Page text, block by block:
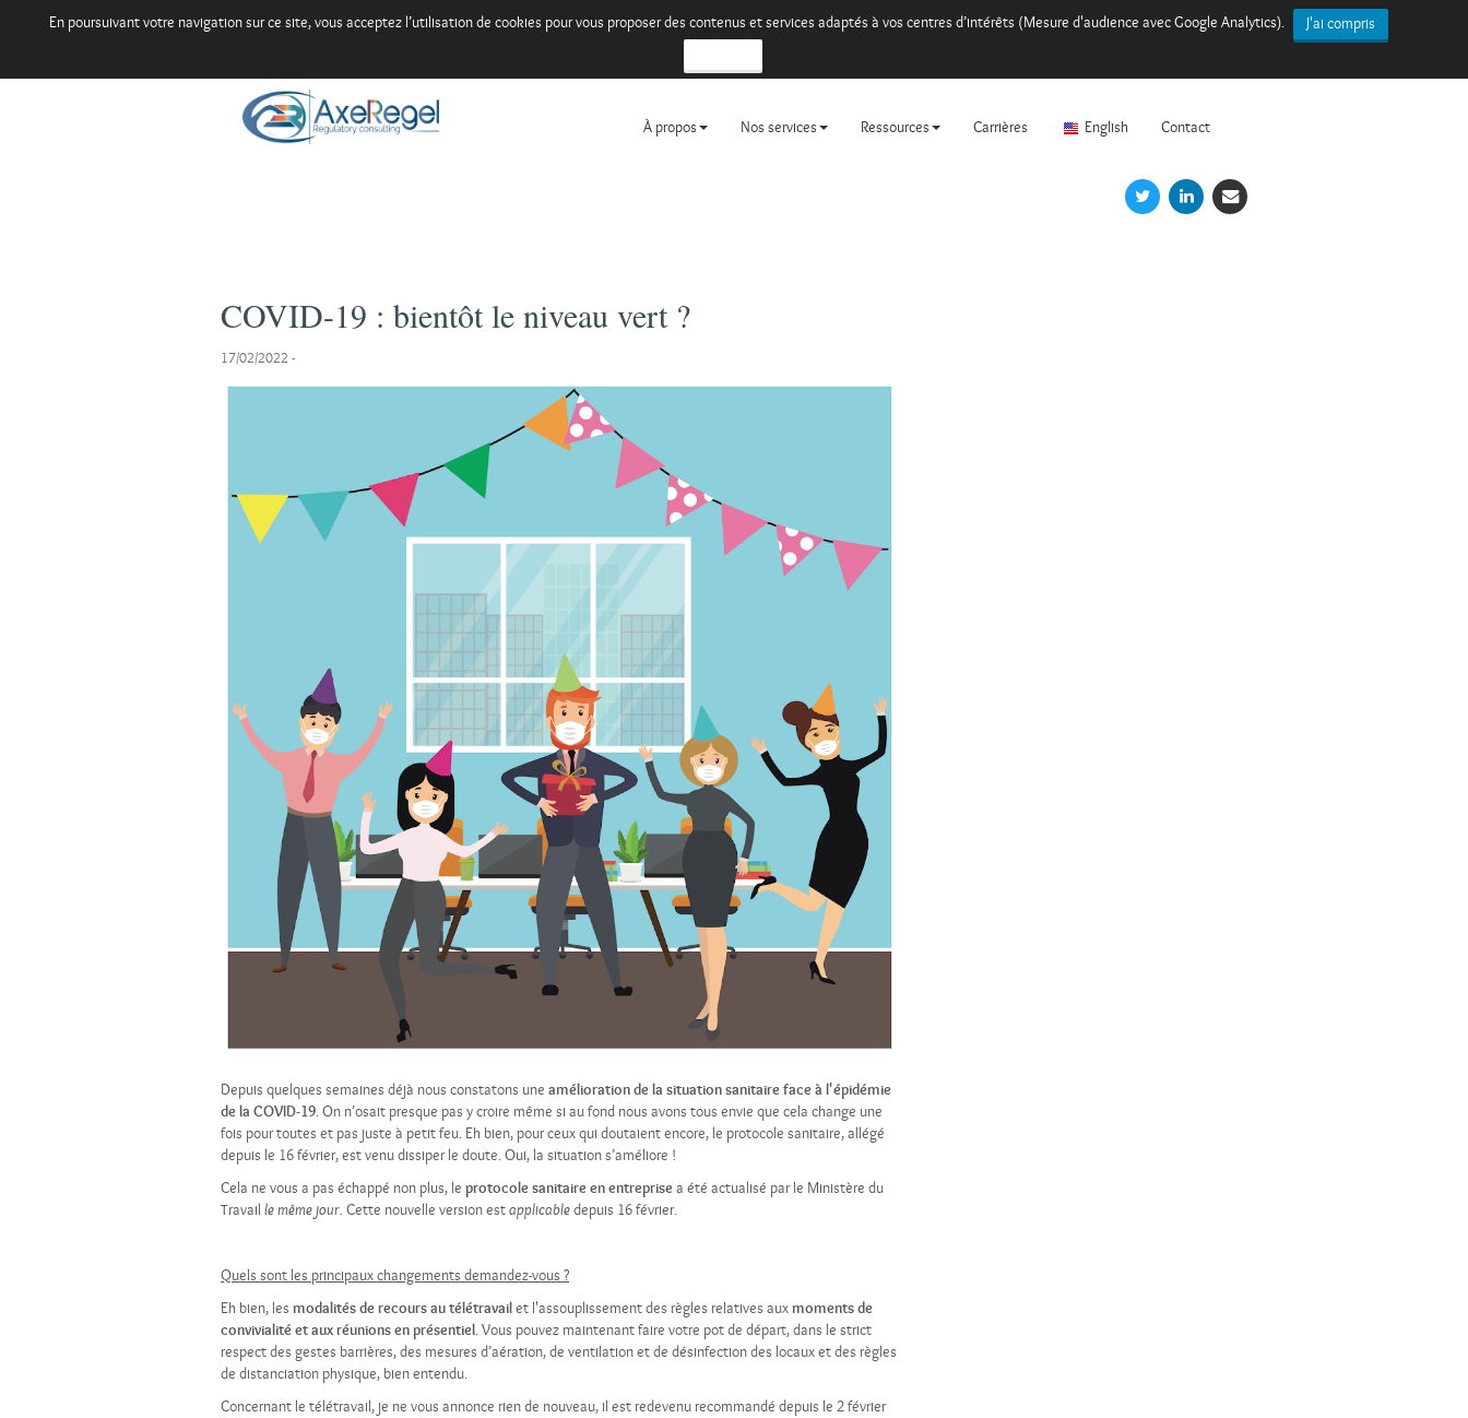
En poursuivant votre navigation sur ce site, vous acceptez l’utilisation de cookies pour vous proposer des contenus et services adaptés à vos centres d’intérêts (Mesure d'audience avec Google Analytics).
J'ai compris
À propos Nos services Ressources Carrières English Contact
COVID-19 : bientôt le niveau vert ?
17/02/2022 -
Depuis quelques semaines déjà nous constatons une amélioration de la situation sanitaire face à l'épidémie
de la COVID-19. On n’osait presque pas y croire même si au fond nous avons tous envie que cela change une
fois pour toutes et pas juste à petit feu. Eh bien, pour ceux qui doutaient encore, le protocole sanitaire, allégé
depuis le 16 février, est venu dissiper le doute. Oui, la situation s’améliore !
Cela ne vous a pas échappé non plus, le protocole sanitaire en entreprisea été actualisé par le Ministère du
Travail le même jour. Cette nouvelle version estapplicabledepuis 16 février.
Quels sont les principaux changements demandez-vous ?
Eh bien, les modalités de recours au télétravailet l'assouplissement des règles relatives auxmoments de
convivialité et aux réunions en présentiel. Vous pouvez maintenant faire votre pot de départ, dans le strict
respect des gestes barrières, des mesures d’aération, de ventilation et de désinfection des locaux et des règles
de distanciation physique, bien entendu.
Concernant le télétravail, je ne vous annonce rien de nouveau, il est redevenu recommandé depuis le 2 février